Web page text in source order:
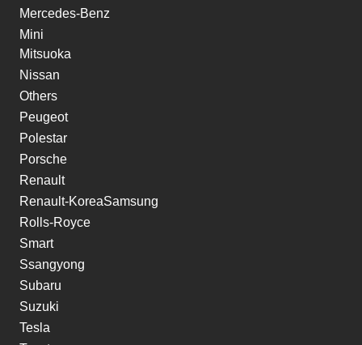
Mercedes-Benz
Mini
Mitsuoka
Nissan
Others
Peugeot
Polestar
Porsche
Renault
Renault-KoreaSamsung
Rolls-Royce
Smart
Ssangyong
Subaru
Suzuki
Tesla